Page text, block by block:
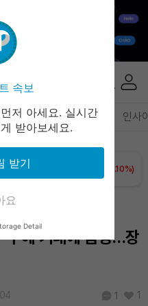
마켓 정책 정치 인사
(+0.56%)
(+2.68%)
(+0.60%)
₩77,608 (+1.73%)
(+0.10%)
수혜 기대에 급등…장
1 1
속보
저 아세요. 실시간
받아보세요.
받기
요
Detail